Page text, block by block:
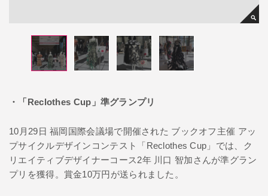
・「Reclothes Cup」準グランプリ
10月29日 福岡国際会議場で開催された ブックオフ主催 アッ
プサイクルデザインコンテスト「Reclothes Cup」では、ク
リエイティブデザイナーコース2年 川口 智加さんが準グラン
プリを獲得。賞金10万円が送られました。